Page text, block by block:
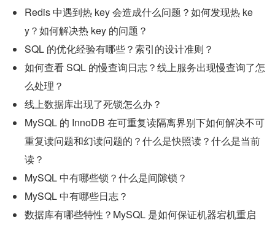
Redis 中遇到热 key 会造成什么问题？如何发现热 ke
y？如何解决热 key 的问题？
SQL 的优化经验有哪些？索引的设计准则？
如何查看 SQL 的慢查询日志？线上服务出现慢查询了怎
么处理？
线上数据库出现了死锁怎么办？
MySQL 的 InnoDB 在可重复读隔离界别下如何解决不可
重复读问题和幻读问题的？什么是快照读？什么是当前
读？
MySQL 中有哪些锁？什么是间隙锁？
MySQL 中有哪些日志？
数据库有哪些特性？MySQL 是如何保证机器宕机重启